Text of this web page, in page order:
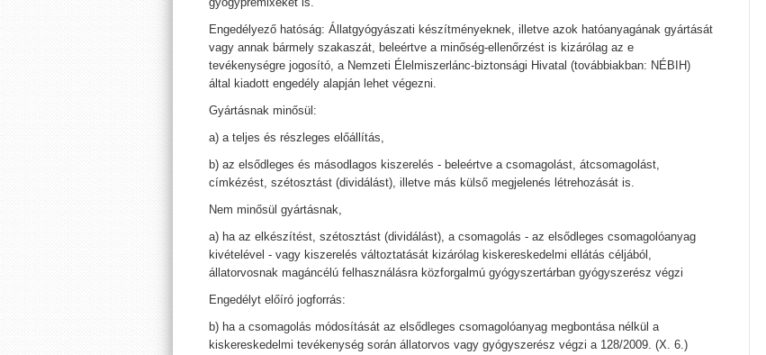
Engedélyező hatóság: Állatgyógyászati készítményeknek, illetve azok hatóanyagának gyártását
vagy annak bármely szakaszát, beleértve a minőség-ellenőrzést is kizárólag az e
tevékenységre jogosító, a Nemzeti Élelmiszerlánc-biztonsági Hivatal (továbbiakban: NÉBIH)
által kiadott engedély alapján lehet végezni.
Gyártásnak minősül:
a) a teljes és részleges előállítás,
b) az elsődleges és másodlagos kiszerelés - beleértve a csomagolást, átcsomagolást,
címkézést, szétosztást (dividálást), illetve más külső megjelenés létrehozását is.
Nem minősül gyártásnak,
a) ha az elkészítést, szétosztást (dividálást), a csomagolás - az elsődleges csomagolóanyag
kivételével - vagy kiszerelés változtatását kizárólag kiskereskedelmi ellátás céljából,
állatorvosnak magáncélú felhasználásra közforgalmú gyógyszertárban gyógyszerész végzi
Engedélyt előíró jogforrás:
b) ha a csomagolás módosítását az elsődleges csomagolóanyag megbontása nélkül a
kiskereskedelmi tevékenység során állatorvos vagy gyógyszerész végzi a 128/2009. (X. 6.)